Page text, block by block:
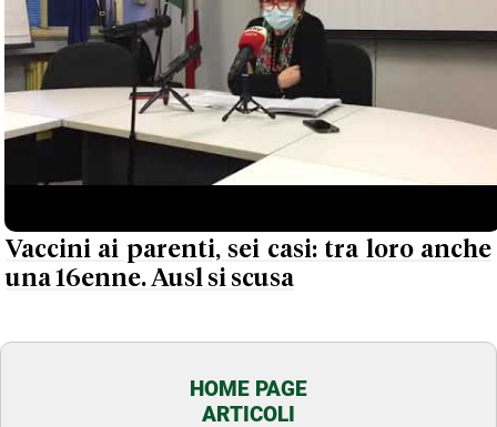
Vaccini ai parenti, sei casi: tra loro anche
una 16enne. Ausl si scusa
HOME PAGE
ARTICOLI